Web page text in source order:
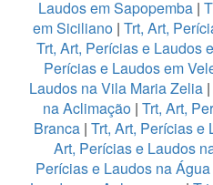
Laudos em Sapopemba |
em Siciliano | Trt, Art,
Trt, Art, Perícias e Laudos
Perícias e Laudos em
Laudos na Vila Maria Zelia|
na Aclimação| Trt, Art,
Branca | Trt, Art, Perícias e
Art, Perícias e Laudos
Perícias e Laudos na